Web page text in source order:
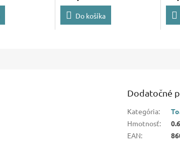
Do košíka
Dodatočné
Kategória:
Hmotnosť:
EAN: